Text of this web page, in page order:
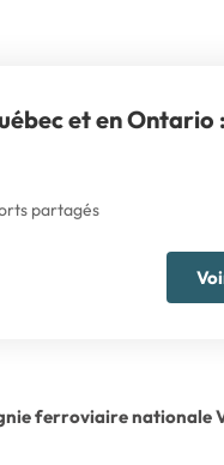
et en Ontario :
partagés
ferroviaire nationale